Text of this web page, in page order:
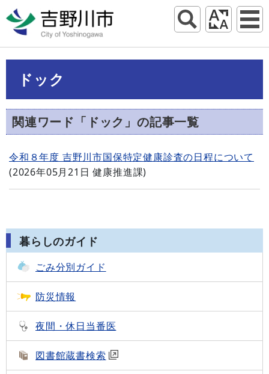
ドック
関連ワード「ドック」の記事一覧
令和８年度 吉野川市国保特定健康診査の日程について
(2026年05月21日 健康推進課)
暮らしのガイド
ごみ分別ガイド
防災情報
夜間・休日当番医
図書館蔵書検索